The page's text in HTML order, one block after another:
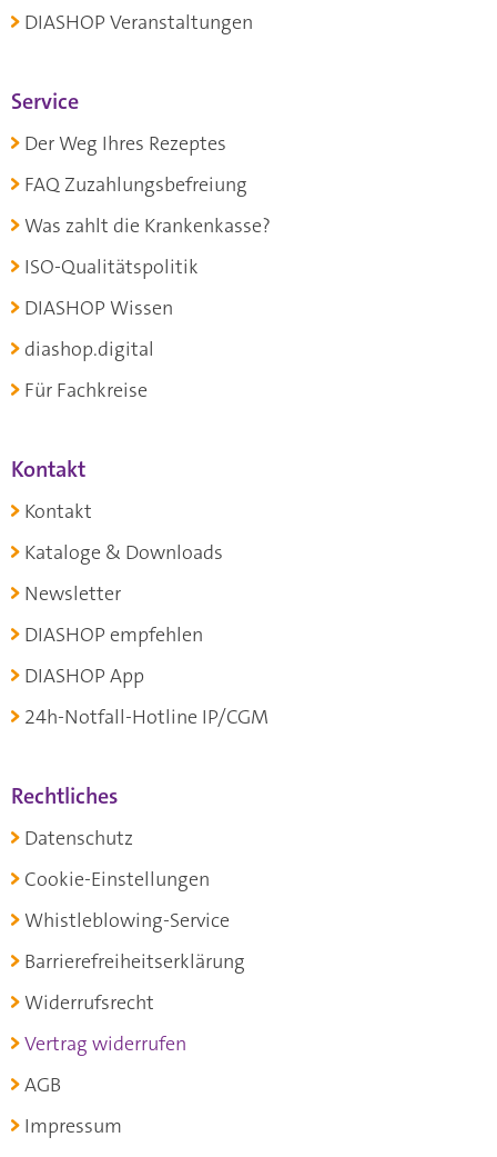
DIASHOP Veranstaltungen
Service
Der Weg Ihres Rezeptes
FAQ Zuzahlungsbefreiung
Was zahlt die Krankenkasse?
ISO-Qualitätspolitik
DIASHOP Wissen
diashop.digital
Für Fachkreise
Kontakt
Kontakt
Kataloge & Downloads
Newsletter
DIASHOP empfehlen
DIASHOP App
24h-Notfall-Hotline IP/CGM
Rechtliches
Datenschutz
Cookie-Einstellungen
Whistleblowing-Service
Barrierefreiheitserklärung
Widerrufsrecht
Vertrag widerrufen
AGB
Impressum